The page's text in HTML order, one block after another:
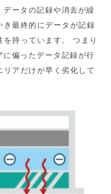
ータの記録や消去が繰
き最終的にデータが記録
持っています。 つまり
偏ったデータ記録が行
アだけが早く劣化して